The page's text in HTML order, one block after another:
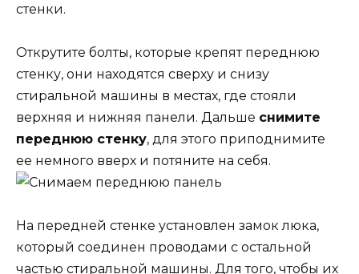
стенки.
Открутите болты, которые крепят переднюю
стенку, они находятся сверху и снизу
стиральной машины в местах, где стояли
верхняя и нижняя панели. Дальше снимите
переднюю стенку, для этого приподнимите
ее немного вверх и потяните на себя.
На передней стенке установлен замок люка,
который соединен проводами с остальной
частью стиральной машины. Для того, чтобы их